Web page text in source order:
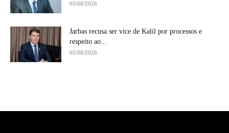
05/08/2026
Jarbas recusa ser vice de Kalil por processos e
respeito ao...
05/08/2026